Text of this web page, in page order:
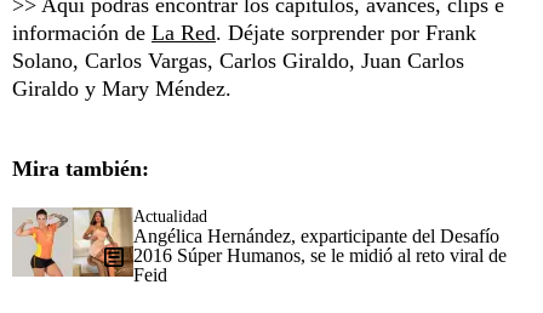
>> Aquí podrás encontrar los capítulos, avances, clips e
información de La Red. Déjate sorprender por Frank
Solano, Carlos Vargas, Carlos Giraldo, Juan Carlos
Giraldo y Mary Méndez.
Mira también:
Actualidad
Angélica Hernández, exparticipante del Desafío
2016 Súper Humanos, se le midió al reto viral de
Feid